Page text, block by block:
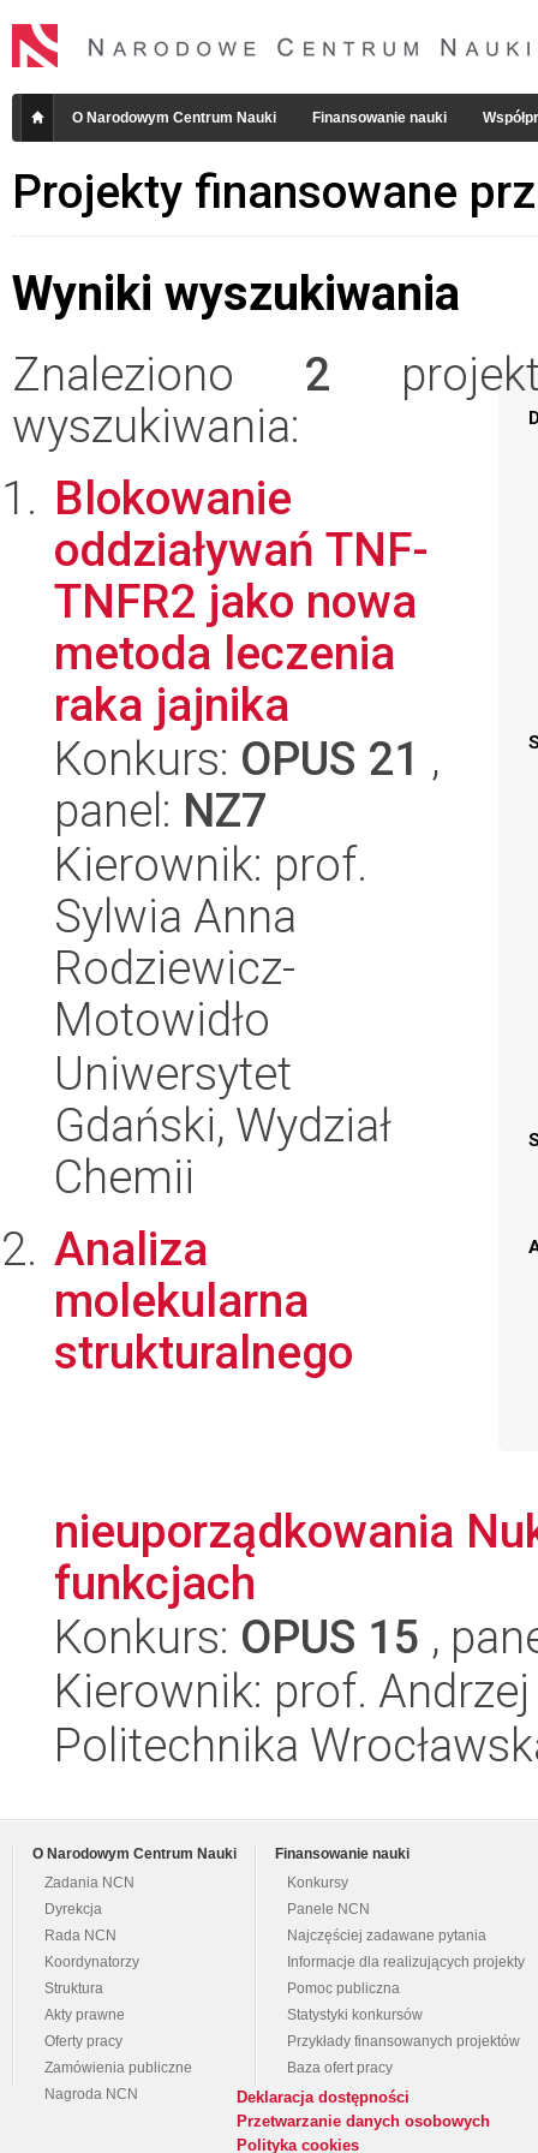
O Narodowym Centrum Nauki Finansowanie nauki
Projekty finansowane
Wyniki wyszukiwania
Znaleziono 2
wyszukiwania:
Blokowanie
oddziaływań TNF-
TNFR2 jako nowa
metoda leczenia
raka jajnika
Konkurs: OPUS 21 ,
panel: NZ7
Kierownik: prof.
Sylwia Anna
Rodziewicz-
Motowidło
Uniwersytet
Gdański, Wydział
Chemii
Analiza
molekularna
strukturalnego
nieuporządkowania
funkcjach
Konkurs: OPUS 15 ,
Kierownik: prof.
Politechnika
O Narodowym Centrum Nauki
Zadania NCN
Dyrekcja
Rada NCN
Koordynatorzy
Struktura
Akty prawne
Oferty pracy
Zamówienia publiczne
Nagroda NCN
Finansowanie nauki
Konkursy
Panele NCN
Najczęściej zadawane pytania
Informacje dla realizujących projekty
Pomoc publiczna
Statystyki konkursów
Przykłady finansowanych projektów
Baza ofert pracy
Deklaracja dostępności
Przetwarzanie danych osobowych
Polityka cookies